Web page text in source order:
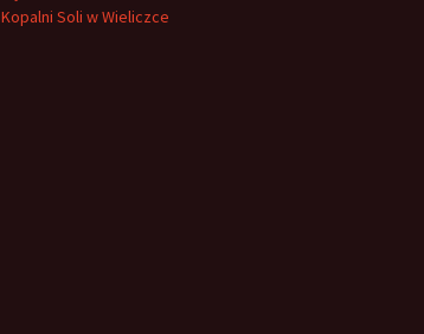
Kopalni Soli w Wieliczce